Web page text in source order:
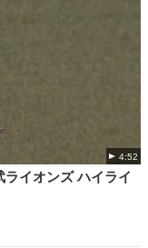
4:52
イオンズ ハイライ